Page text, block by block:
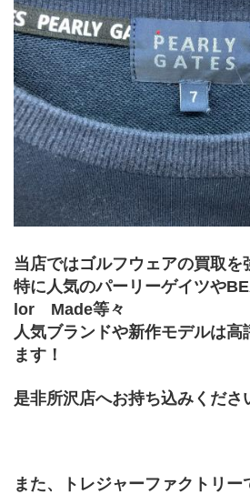
当店ではゴルフウェアの買取を
特に人気のパーリーゲイツや
lor　Made等々
人気ブランドや新作モデルは高
ます！
是非所沢店へお持ち込みくださ
また、トレジャーファクトリ